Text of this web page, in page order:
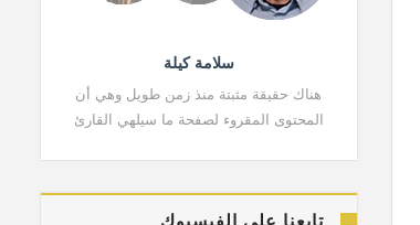
سلامة كيلة
هناك حقيقة مثبتة منذ زمن طويل وهي أن
المحتوى المقروء لصفحة ما سيلهي القارئ
تابعنا على الفيسبوك